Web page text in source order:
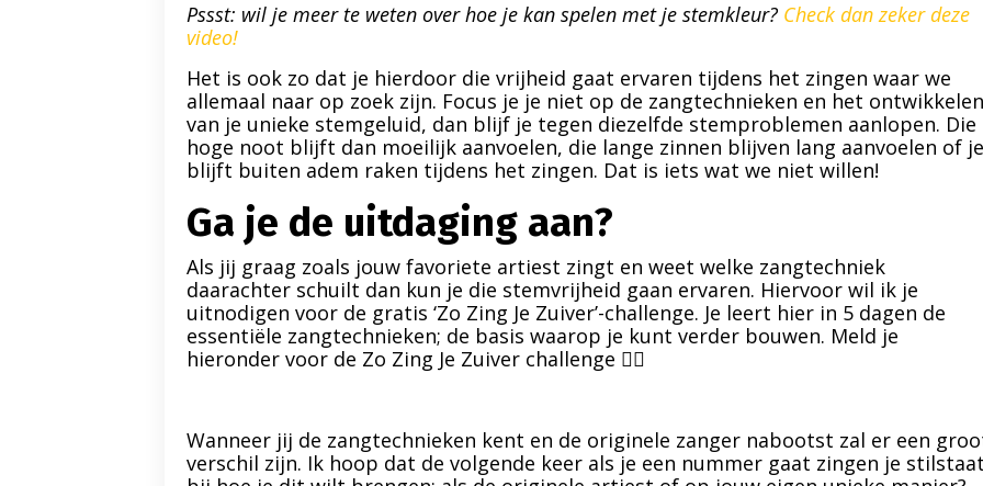
Pssst: wil je meer te weten over hoe je kan spelen met je stemkleur? Check dan zeker deze
video!
Het is ook zo dat je hierdoor die vrijheid gaat ervaren tijdens het zingen waar we
allemaal naar op zoek zijn. Focus je je niet op de zangtechnieken en het ontwikkelen
van je unieke stemgeluid, dan blijf je tegen diezelfde stemproblemen aanlopen. Die
hoge noot blijft dan moeilijk aanvoelen, die lange zinnen blijven lang aanvoelen of je
blijft buiten adem raken tijdens het zingen. Dat is iets wat we niet willen!
Ga je de uitdaging aan?
Als jij graag zoals jouw favoriete artiest zingt en weet welke zangtechniek
daarachter schuilt dan kun je die stemvrijheid gaan ervaren. Hiervoor wil ik je
uitnodigen voor de gratis ‘Zo Zing Je Zuiver’-challenge. Je leert hier in 5 dagen de
essentiële zangtechnieken; de basis waarop je kunt verder bouwen. Meld je
hieronder voor de Zo Zing Je Zuiver challenge 👇🏻
Wanneer jij de zangtechnieken kent en de originele zanger nabootst zal er een
verschil zijn. Ik hoop dat de volgende keer als je een nummer gaat zingen je stilstaat